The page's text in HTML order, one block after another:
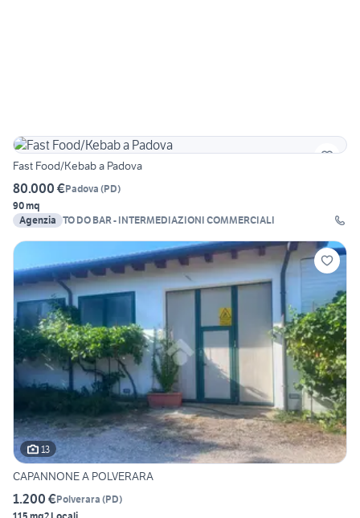
Fast Food/Kebab a Padova
80.000 €Padova (PD)
90 mq
Agenzia TO DO BAR - INTERMEDIAZIONI COMMERCIALI
13
CAPANNONE A POLVERARA
1.200 €Polverara (PD)